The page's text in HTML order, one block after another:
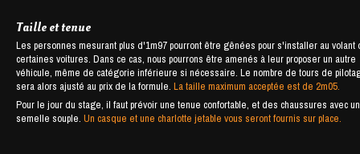
Taille et tenue
Les personnes mesurant plus d'1m97 pourront être gênées pour s'installer au volant
certaines voitures. Dans ce cas, nous pourrons être amenés à leur proposer un autre
véhicule, même de catégorie inférieure si nécessaire. Le nombre de tours de
sera alors ajusté au prix de la formule.La taille maximum acceptée est de 2m05.
Pour le jour du stage, il faut prévoir une tenue confortable, et des chaussures avec
semelle souple.Un casque et une charlotte jetable vous seront fournis sur place.